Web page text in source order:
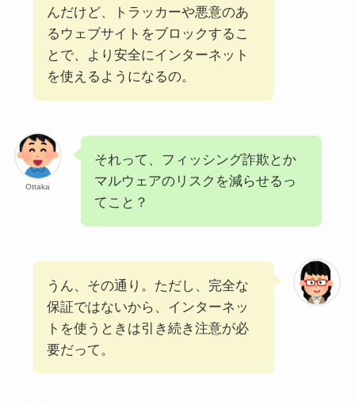
んだけど、トラッカーや悪意のあ
るウェブサイトをブロックするこ
とで、より安全にインターネット
を使えるようになるの。
Ottaka
それって、フィッシング詐欺とか
マルウェアのリスクを減らせるっ
てこと？
うん、その通り。ただし、完全な
保証ではないから、インターネッ
トを使うときは引き続き注意が必
要だって。